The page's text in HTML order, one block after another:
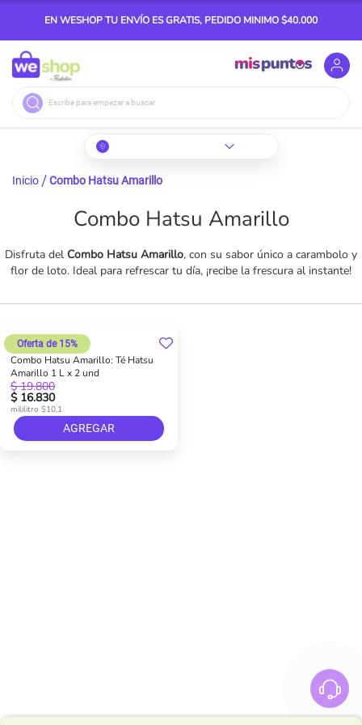
EN WESHOP TU ENVÍO ES GRATIS, PEDIDO MINIMO $40.000
Buscar
Inicio Combo Hatsu Amarillo
Combo Hatsu Amarillo
Disfruta del Combo Hatsu Amarillo, con su sabor único a carambolo y
flor de loto. Ideal para refrescar tu día, ¡recibe la frescura al instante!
Combo Hatsu Amarillo: Té Hatsu
Amarillo 1 L x 2 und
$ 16.830
$ 19.800
Oferta de 15%
mililitro $10,1
AGREGAR